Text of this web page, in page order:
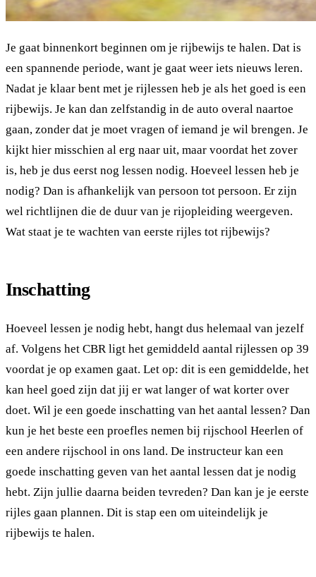
Je gaat binnenkort beginnen om je rijbewijs te halen. Dat is
een spannende periode, want je gaat weer iets nieuws leren.
Nadat je klaar bent met je rijlessen heb je als het goed is een
rijbewijs. Je kan dan zelfstandig in de auto overal naartoe
gaan, zonder dat je moet vragen of iemand je wil brengen. Je
kijkt hier misschien al erg naar uit, maar voordat het zover
is, heb je dus eerst nog lessen nodig. Hoeveel lessen heb je
nodig? Dan is afhankelijk van persoon tot persoon. Er zijn
wel richtlijnen die de duur van je rijopleiding weergeven.
Wat staat je te wachten van eerste rijles tot rijbewijs?
Inschatting
Hoeveel lessen je nodig hebt, hangt dus helemaal van jezelf
af. Volgens het CBR ligt het gemiddeld aantal rijlessen op 39
voordat je op examen gaat. Let op: dit is een gemiddelde, het
kan heel goed zijn dat jij er wat langer of wat korter over
doet. Wil je een goede inschatting van het aantal lessen? Dan
kun je het beste een proefles nemen bij rijschool Heerlen of
een andere rijschool in ons land. De instructeur kan een
goede inschatting geven van het aantal lessen dat je nodig
hebt. Zijn jullie daarna beiden tevreden? Dan kan je je eerste
rijles gaan plannen. Dit is stap een om uiteindelijk je
rijbewijs te halen.